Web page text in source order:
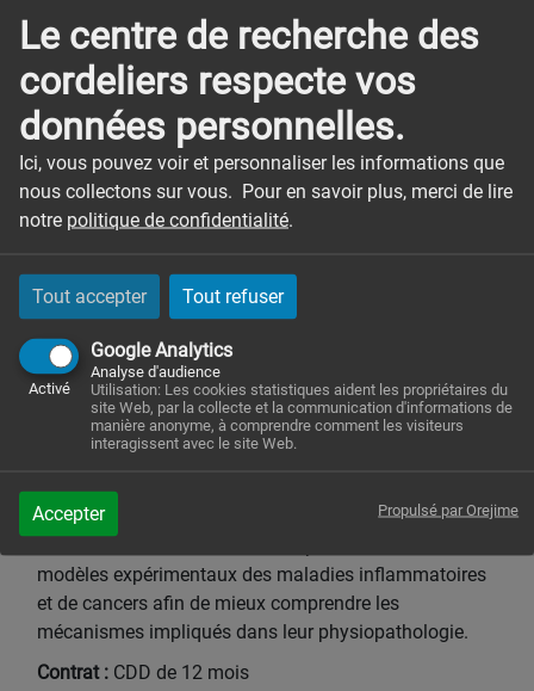
Le centre de recherche des
cordeliers respecte vos
données personnelles.
Ici, vous pouvez voir et personnaliser les informations que
nous collectons sur vous. Pour en savoir plus, merci de lire
notre politique de confidentialité.
Tout accepter Tout refuser
Google Analytics
Activé
Analyse d'audience
Utilisation: Les cookies statistiques aident les propriétaires du
site Web, par la collecte et la communication d'informations de
manière anonyme, à comprendre comment les visiteurs
interagissent avec le site Web.
Accepter Propulsé par Orejime
immunologie et
expérimentation
animale
L’équipe « Inflammation, Complément et Cancer
»,
dirigée par Isabelle Cremer, recrute un ingénieur d’étude
en CDD de 12 mois.
Activités principales :
La personne recrutée travaillera sera sous la direction
d’Isabelle Cremer et de Lubka Roumenina et sera
amenée à travailler avec les différents chercheurs de
l’équipe sur l’étude des maladies inflammatoires
rénales, hématologiques ou tumorales (analyse du
microenvironnement immunitaire tumoral) par des
techniques d’immunohistochimie multiplex. L’ingénieur
d’études participera également à l’expérimentation
modèles expérimentaux des maladies inflammatoires
et de cancers afin de mieux comprendre les
mécanismes impliqués dans leur physiopathologie.
Contrat : CDD de 12 mois